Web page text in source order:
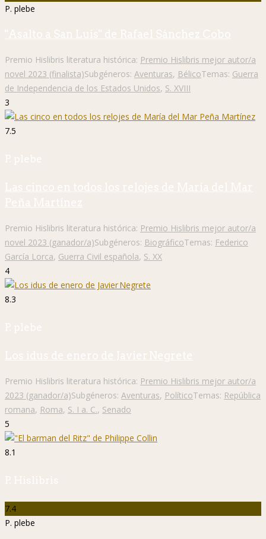
P. plebe
"Asalto a San Luis" de Rafael Sánchez Cobo
Premio Hislibris literatura histórica: Premio Hislibris mejor autor/a
novel 2023 (finalista)Subgéneros: Aventuras, BélicoTemas: Guerra
de Independencia de los Estados Unidos, S. XVIII
3
7.5
P. plebe
Las cinco en todos los relojes de María del Mar
Peña Martínez
Premio Hislibris literatura histórica: Premio Hislibris mejor autor/a
novel 2023 (ganador/a)Subgéneros: BiográficoTemas: Federico
García Lorca, Guerra Civil española, S. XX
4
8.3
P. plebe
Los idus de enero de Javier Negrete
Premio Hislibris literatura histórica: Premio Hislibris mejor autor/a
2023 (ganador/a)Subgéneros: Aventuras, PolíticoTemas: República
romana, Roma, S. I a. C., Senado
5
8.1
P. Hislibris
7.4
P. plebe